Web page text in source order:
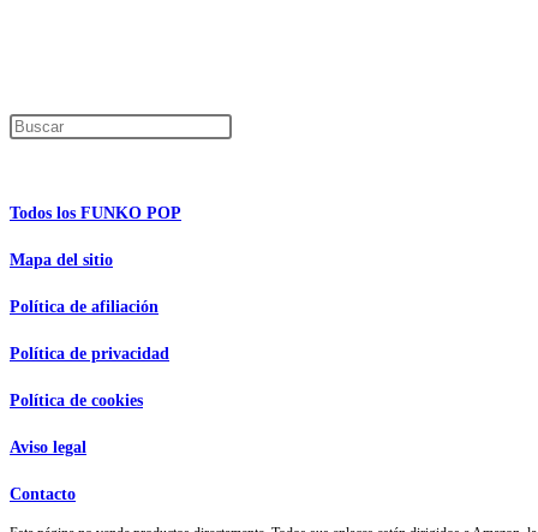
Todos los FUNKO POP
Mapa del sitio
Política de afiliación
Política de privacidad
Política de cookies
Aviso legal
Contacto